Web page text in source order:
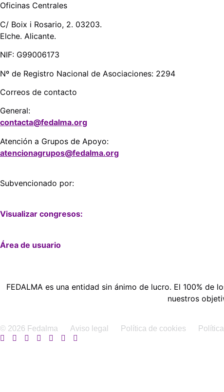
Oficinas Centrales
C/ Boix i Rosario, 2. 03203.
Elche. Alicante.
NIF: G99006173
Nº de Registro Nacional de Asociaciones: 2294
Correos de contacto
General:
contacta@fedalma.org
Atención a Grupos de Apoyo:
atencionagrupos@fedalma.org
Subvencionado por:
Visualizar congresos:
Área de usuario
FEDALMA es una entidad sin ánimo de lucro. El 100%
nuestros
© 2026 Fedalma Aviso legal Política de cookies